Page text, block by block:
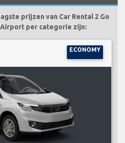
prijzen van Car Rental 2 Go
Airport per categorie zijn:
ECONOMY